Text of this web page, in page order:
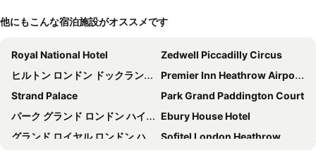
他にもこんな宿泊施設がオススメです
Royal National Hotel
Zedwell Piccadilly Circus
ヒルトン ロンドン ドックランズ リバーサイド
Premier Inn Heathrow Airport Terminal 4
Strand Palace
Park Grand Paddington Court
パーク グランド ロンドン ハイド パーク
Ebury House Hotel
グランド ロイヤル ロンドン ハイド パーク
Sofitel London Heathrow